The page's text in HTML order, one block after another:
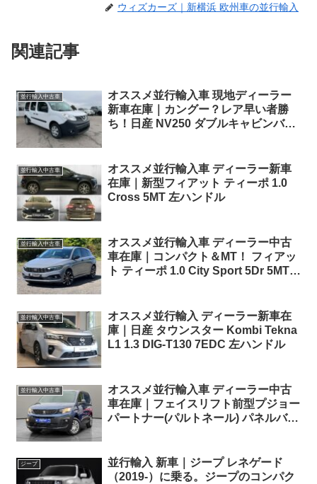
ウィズカーズ｜新横浜 欧州車の並行輸入
関連記事
並行輸入中古車
オススメ並行輸入車 現地ディーラー
新車在庫｜カングー？レア早い者勝
ち！日産 NV250 ダブルキャビンバン
並行輸入中古車
オススメ並行輸入車 ディーラー新車
在庫｜新型フィアット ティーポ 1.0
Cross 5MT 左ハンドル
並行輸入中古車
オススメ並行輸入車 ディーラー中古
車在庫｜コンパクト＆MT！ フィアッ
ト ティーポ 1.0 City Sport 5Dr 5MT
並行輸入中古車
オススメ並行輸入 ディーラー新車在
庫｜日産 タウンスター Kombi Tekna
L1 1.3 DIG-T130 7EDC 左ハンドル
並行輸入中古車
オススメ並行輸入車 ディーラー中古
車在庫｜フェイスリフト前型プジョー
パートナー(パルトネール) パネルバン
ジープ
並行輸入 新車｜ジープ レネゲード
（2019-）に乗る。ジープのコンパク